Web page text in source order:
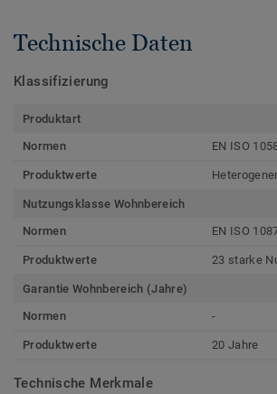
Technische Daten
Klassifizierung
Produktart
Normen
EN ISO
Produktwerte
Nutzungsklasse Wohnbereich
Normen
EN ISO
Produktwerte 23 starke
Garantie Wohnbereich (Jahre)
Normen
-
Produktwerte 20 Jahre
Technische Merkmale